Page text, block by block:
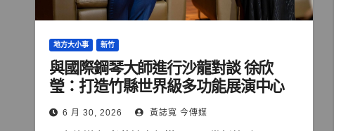
地方大小事 新竹
與國際鋼琴大師進行沙龍對談 徐欣
瑩：打造竹縣世界級多功能展演中心
6 月 30, 2026 黃誌寬 今傳媒